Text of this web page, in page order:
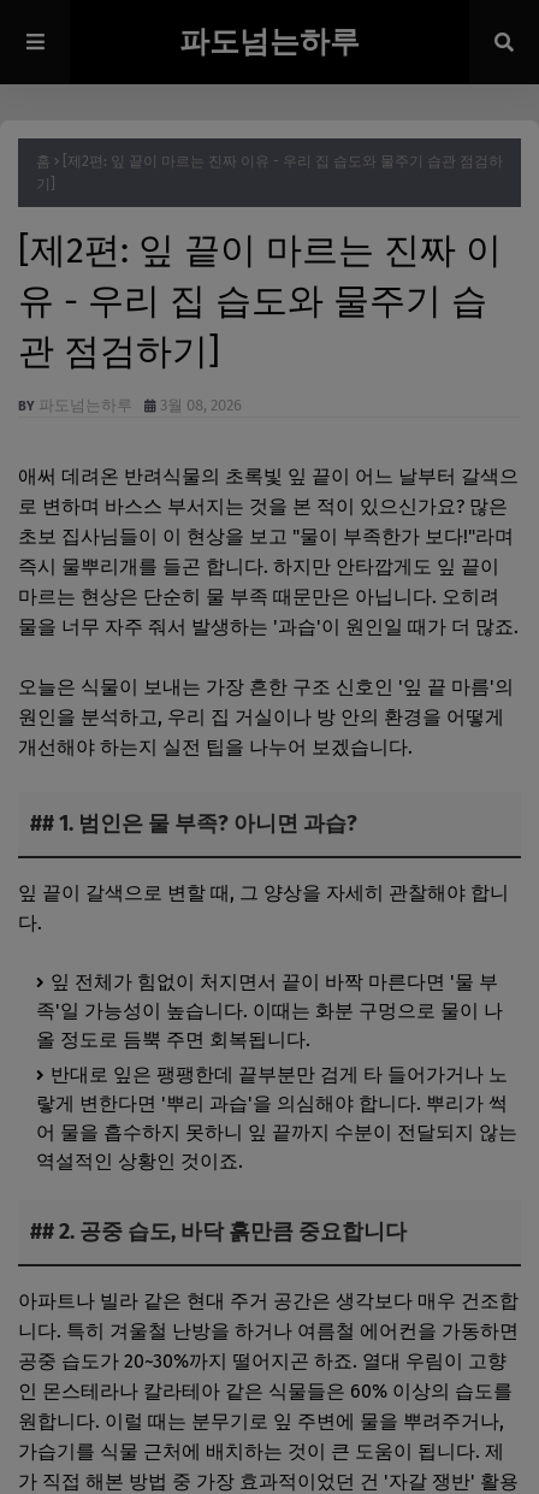
파도넘는하루
홈
[제2편: 잎 끝이 마르는 진짜 이유 - 우리 집 습도와 물주기 습관 점검하
기]
[제2편: 잎 끝이 마르는 진짜 이
유 - 우리 집 습도와 물주기 습
관 점검하기]
파도넘는하루 3월 08, 2026
애써 데려온 반려식물의 초록빛 잎 끝이 어느 날부터 갈색으
로 변하며 바스스 부서지는 것을 본 적이 있으신가요? 많은
초보 집사님들이 이 현상을 보고 "물이 부족한가 보다!"라며
즉시 물뿌리개를 들곤 합니다. 하지만 안타깝게도 잎 끝이
마르는 현상은 단순히 물 부족 때문만은 아닙니다. 오히려
물을 너무 자주 줘서 발생하는 '과습'이 원인일 때가 더 많죠.
오늘은 식물이 보내는 가장 흔한 구조 신호인 '잎 끝 마름'의
원인을 분석하고, 우리 집 거실이나 방 안의 환경을 어떻게
개선해야 하는지 실전 팁을 나누어 보겠습니다.
## 1. 범인은 물 부족? 아니면 과습?
잎 끝이 갈색으로 변할 때, 그 양상을 자세히 관찰해야 합니
다.
잎 전체가 힘없이 처지면서 끝이 바짝 마른다면 '물 부
족'일 가능성이 높습니다. 이때는 화분 구멍으로 물이 나
올 정도로 듬뿍 주면 회복됩니다.
반대로 잎은 팽팽한데 끝부분만 검게 타 들어가거나 노
랗게 변한다면 '뿌리 과습'을 의심해야 합니다. 뿌리가 썩
어 물을 흡수하지 못하니 잎 끝까지 수분이 전달되지 않는
역설적인 상황인 것이죠.
## 2. 공중 습도, 바닥 흙만큼 중요합니다
아파트나 빌라 같은 현대 주거 공간은 생각보다 매우 건조합
니다. 특히 겨울철 난방을 하거나 여름철 에어컨을 가동하면
공중 습도가 20~30%까지 떨어지곤 하죠. 열대 우림이 고향
인 몬스테라나 칼라테아 같은 식물들은 60% 이상의 습도를
원합니다. 이럴 때는 분무기로 잎 주변에 물을 뿌려주거나,
가습기를 식물 근처에 배치하는 것이 큰 도움이 됩니다. 제
가 직접 해본 방법 중 가장 효과적이었던 건 '자갈 쟁반' 활용